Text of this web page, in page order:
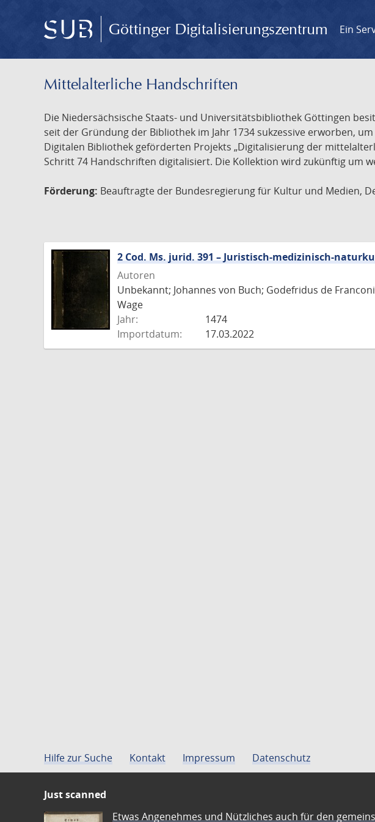
Göttinger Digitalisierungszentrum Ein
Mittelalterliche Handschriften
Die Niedersächsische Staats- und Universitätsbibliothek Göttingen
seit der Gründung der Bibliothek im Jahr 1734 sukzessive erworben,
Digitalen Bibliothek geförderten Projekts „Digitalisierung der
Schritt 74 Handschriften digitalisiert. Die Kollektion wird zukünftig um
Förderung: Beauftragte der Bundesregierung für Kultur und Medien,
2 Cod. Ms. jurid. 391 – Juristisch-medizinisch-
Autoren
Unbekannt; Johannes von Buch; Godefridus de
Wage
Jahr:
1474
Importdatum:
17.03.2022
Hilfe zur Suche Kontakt Impressum Datenschutz
Just scanned
Etwas Angenehmes und Nützliches auch für den